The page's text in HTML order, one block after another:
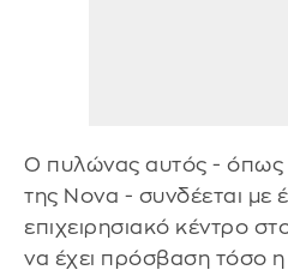
Ο πυλώνας αυτός - όπως
της Nova - συνδέεται με
επιχειρησιακό κέντρο
να έχει πρόσβαση τόσο